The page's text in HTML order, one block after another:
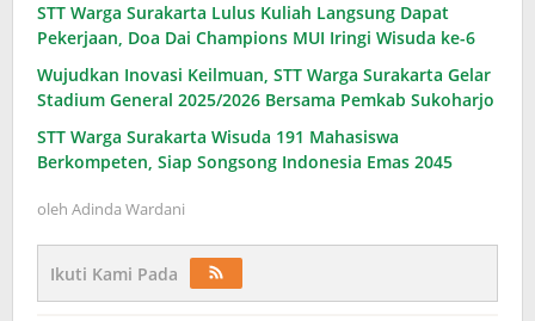
STT Warga Surakarta Lulus Kuliah Langsung Dapat
Pekerjaan, Doa Dai Champions MUI Iringi Wisuda ke-6
Wujudkan Inovasi Keilmuan, STT Warga Surakarta Gelar
Stadium General 2025/2026 Bersama Pemkab Sukoharjo
STT Warga Surakarta Wisuda 191 Mahasiswa
Berkompeten, Siap Songsong Indonesia Emas 2045
oleh Adinda Wardani
Ikuti Kami Pada